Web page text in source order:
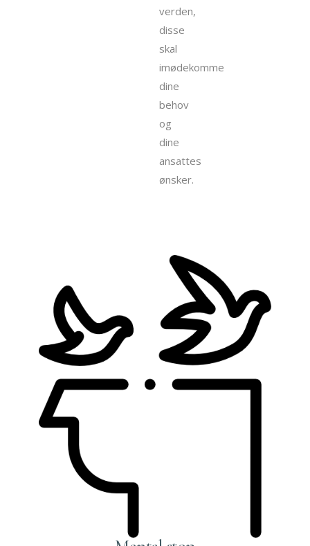
verden,
disse
skal
imødekomme
dine
behov
og
dine
ansattes
ønsker.